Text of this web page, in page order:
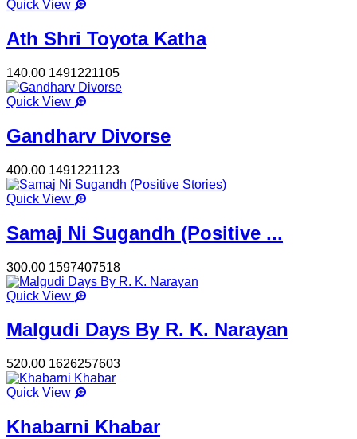
Quick View
Ath Shri Toyota Katha
140.00 1491221105
Quick View
Gandharv Divorse
400.00 1491221123
Quick View
Samaj Ni Sugandh (Positive ...
300.00 1597407518
Quick View
Malgudi Days By R. K. Narayan
520.00 1626257603
Quick View
Khabarni Khabar